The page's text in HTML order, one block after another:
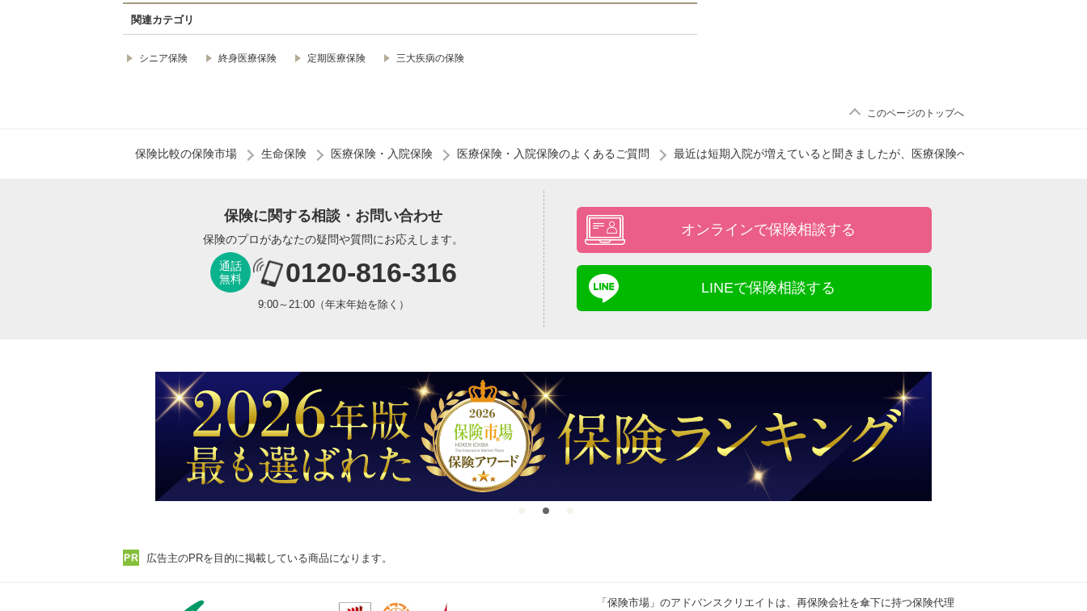
関連カテゴリ
シニア保険 終身医療保険 定期医療保険 三大疾病の保険
このページのトップへ
保険比較の保険市場 生命保険 医療保険・入院保険 医療保険・入院保険のよくあるご質問 最近は短期入院が増えていると聞きましたが、医療保険への加入は本当に必要で
保険に関する相談・お問い合わせ
保険のプロがあなたの疑問や質問にお応えします。
通話
無料
0120-816-316
9:00～21:00（年末年始を除く）
オンラインで保険相談する
LINEで保険相談する
広告主のPRを目的に掲載している商品になります。
「保険市場」のアドバンスクリエイトは、再保険会社を傘下に持つ保険代理